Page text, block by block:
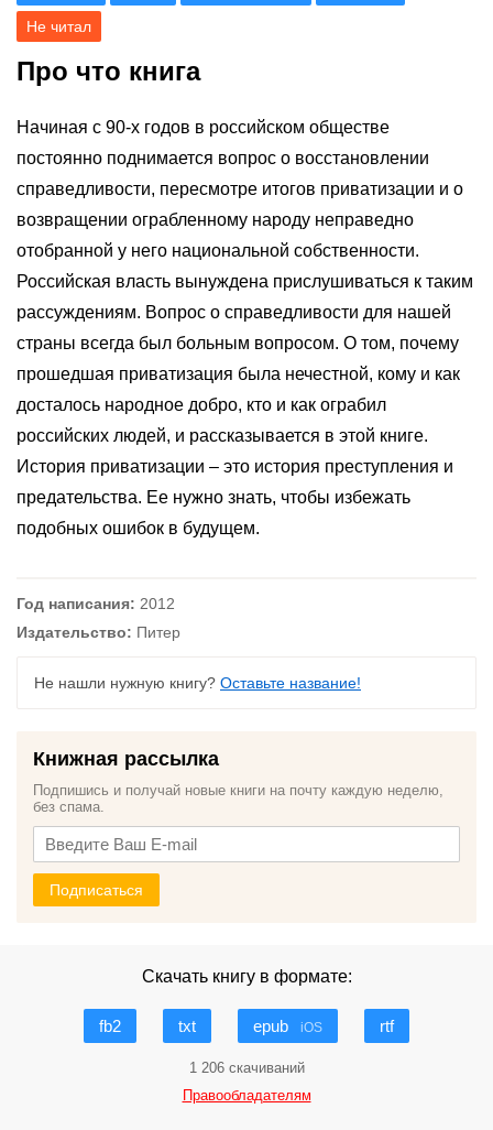
Не читал
Про что книга
Начиная с 90-х годов в российском обществе
постоянно поднимается вопрос о восстановлении
справедливости, пересмотре итогов приватизации и о
возвращении ограбленному народу неправедно
отобранной у него национальной собственности.
Российская власть вынуждена прислушиваться к таким
рассуждениям. Вопрос о справедливости для нашей
страны всегда был больным вопросом. О том, почему
прошедшая приватизация была нечестной, кому и как
досталось народное добро, кто и как ограбил
российских людей, и рассказывается в этой книге.
История приватизации – это история преступления и
предательства. Ее нужно знать, чтобы избежать
подобных ошибок в будущем.
Год написания: 2012
Издательство: Питер
Не нашли нужную книгу? Оставьте название!
Книжная рассылка
Подпишись и получай новые книги на почту каждую неделю,
без спама.
Подписаться
Скачать книгу в формате:
fb2 txt epub iOS rtf
1 206 скачиваний
Правообладателям